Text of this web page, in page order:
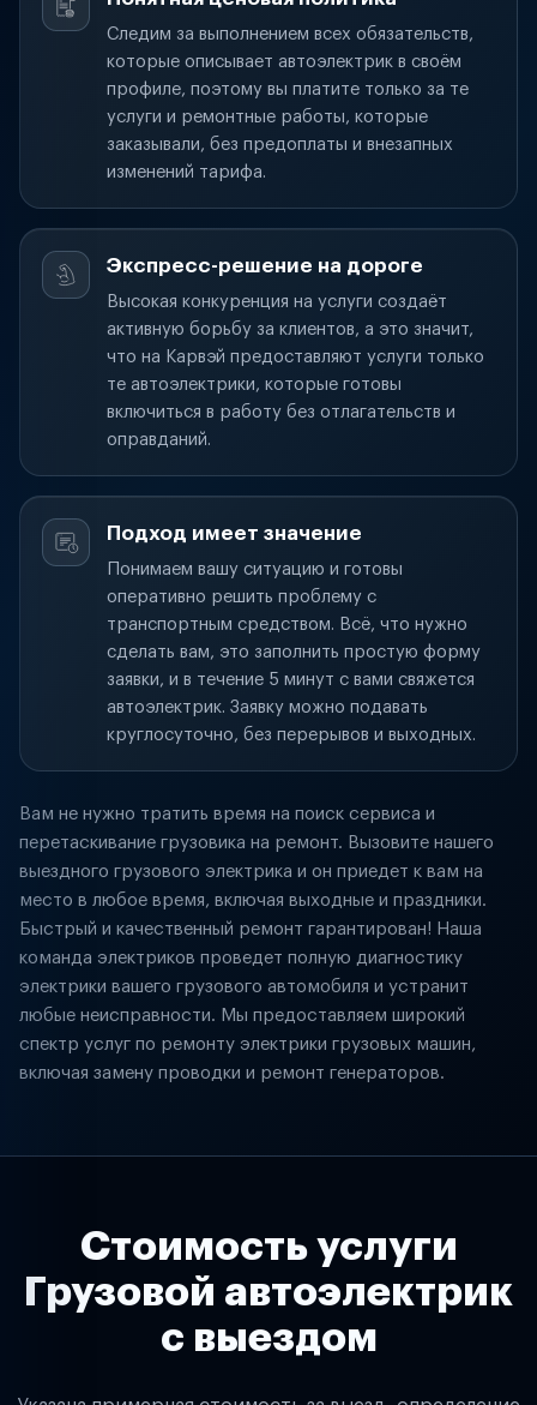
Следим за выполнением всех обязательств,
которые описывает автоэлектрик в своём
профиле, поэтому вы платите только за те
услуги и ремонтные работы, которые
заказывали, без предоплаты и внезапных
изменений тарифа.
Экспресс-решение на дороге
Высокая конкуренция на услуги создаёт
активную борьбу за клиентов, а это значит,
что на Карвэй предоставляют услуги только
те автоэлектрики, которые готовы
включиться в работу без отлагательств и
оправданий.
Подход имеет значение
Понимаем вашу ситуацию и готовы
оперативно решить проблему с
транспортным средством. Всё, что нужно
сделать вам, это заполнить простую форму
заявки, и в течение 5 минут с вами свяжется
автоэлектрик. Заявку можно подавать
круглосуточно, без перерывов и выходных.
Вам не нужно тратить время на поиск сервиса и
перетаскивание грузовика на ремонт. Вызовите нашего
выездного грузового электрика и он приедет к вам на
место в любое время, включая выходные и праздники.
Быстрый и качественный ремонт гарантирован! Наша
команда электриков проведет полную диагностику
электрики вашего грузового автомобиля и устранит
любые неисправности. Мы предоставляем широкий
спектр услуг по ремонту электрики грузовых машин,
включая замену проводки и ремонт генераторов.
Стоимость услуги
Грузовой автоэлектрик
с выездом